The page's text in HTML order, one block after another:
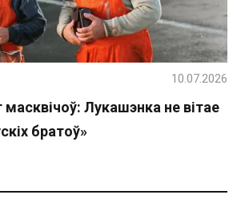
масквічоў: Лукашэнка не вітае
братоў»
10.07.2026